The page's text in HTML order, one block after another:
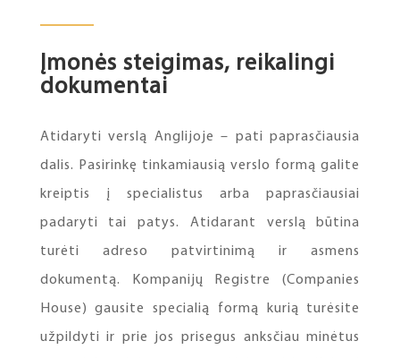
Įmonės steigimas, reikalingi
dokumentai
Atidaryti verslą Anglijoje – pati paprasčiausia
dalis. Pasirinkę tinkamiausią verslo formą galite
kreiptis į specialistus arba paprasčiausiai
padaryti tai patys. Atidarant verslą būtina
turėti adreso patvirtinimą ir asmens
dokumentą. Kompanijų Registre (Companies
House) gausite specialią formą kurią turėsite
užpildyti ir prie jos prisegus anksčiau minėtus